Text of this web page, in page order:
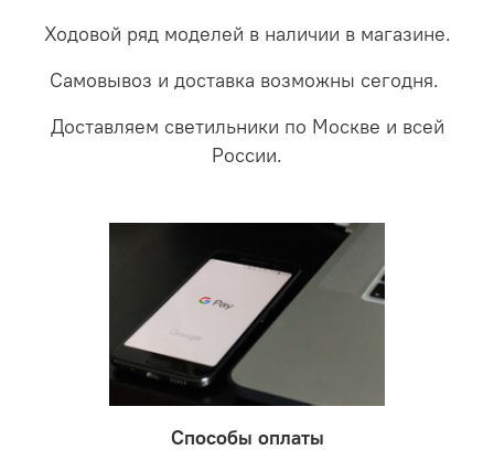
Ходовой ряд моделей в наличии в магазине.
Самовывоз и доставка возможны сегодня.
Доставляем светильники по Москве и всей
России.
Способы оплаты